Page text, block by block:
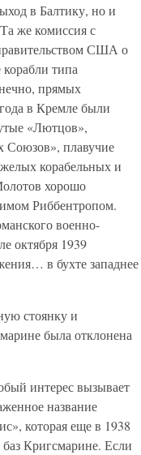
в Балтику, но и
же комиссия с
США о
типа
прямых
в Кремле были
«Лютцов»,
Союзов», плавучие
корабельных и
хорошо
Риббентропом.
военно-
октября 1939
в бухте западнее
стоянку и
была отклонена
интерес вызывает
название
которая еще в 1938
Кригсмарине. Если